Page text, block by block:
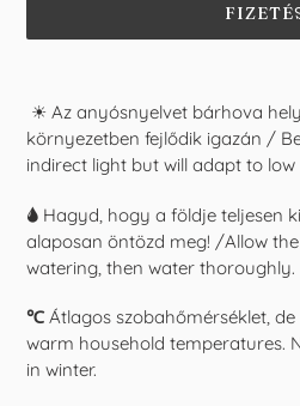
termék
felvéve
a
☀ Az anyósnyelvet bárhova
környezetben fejlődik igazán /
indirect light but will adapt to
🌢 Hagyd, hogy a földje teljesen
alaposan öntözd meg! /Allow
watering, then water thoroughly.
℃ Átlagos szobahőmérséklet,
warm household temperatures.
in winter.